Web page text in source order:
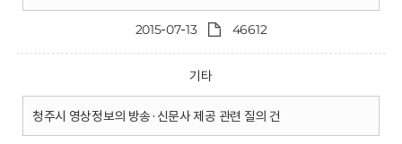
2015-07-13 46612
기타
청주시 영상정보의 방송·신문사 제공 관련 질의 건